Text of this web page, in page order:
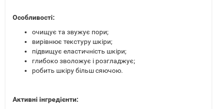
Особливості:
очищує та звужує пори;
вирівнює текстуру шкіри;
підвищує еластичність шкіри;
глибоко зволожує і розгладжує;
робить шкіру більш сяючою.
Активні інгредієнти: